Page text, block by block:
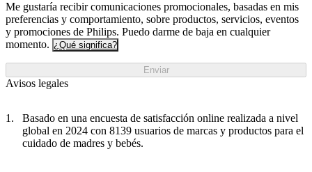
Me gustaría recibir comunicaciones promocionales, basadas en mis
preferencias y comportamiento, sobre productos, servicios, eventos
y promociones de Philips. Puedo darme de baja en cualquier
momento. ¿Qué significa?
Enviar
Avisos legales
Basado en una encuesta de satisfacción online realizada a nivel
global en 2024 con 8139 usuarios de marcas y productos para el
cuidado de madres y bebés.